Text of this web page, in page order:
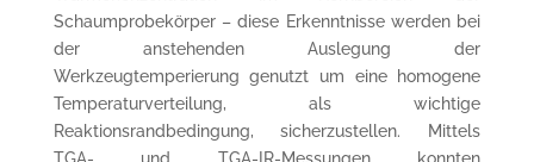
Schaumprobekörper – diese Erkenntnisse werden bei
der anstehenden Auslegung der
Werkzeugtemperierung genutzt um eine homogene
Temperaturverteilung, als wichtige
Reaktionsrandbedingung, sicherzustellen. Mittels